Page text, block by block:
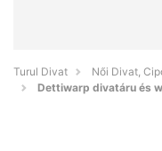
Turul Divat
Női Divat,
Dettiwarp divatáru és